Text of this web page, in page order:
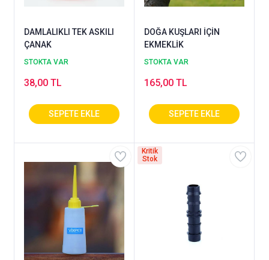
DAMLALIKLI TEK ASKILI
ÇANAK
STOKTA VAR
38,00 TL
DOĞA KUŞLARI İÇİN
EKMEKLİK
STOKTA VAR
165,00 TL
Kritik
Stok